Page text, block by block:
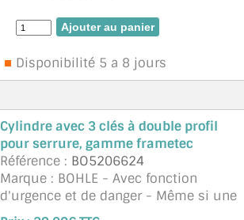
(BO5206755+BO5206624+BO5206750).
Hors verre. Kit Bati ref. BO5220807 : 2
Disponibilité 5 a 8 jours
Cylindre avec 3 clés à double profil
pour serrure, gamme frametec
Référence : BO5206624
Marque : BOHLE - Avec fonction
d'urgence et de danger - Même si une
clé est insérée dans le cylindre de